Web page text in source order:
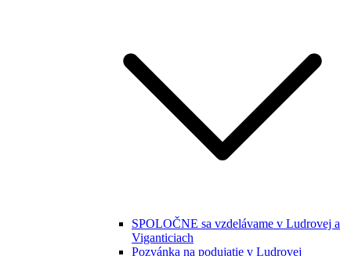
SPOLOČNE sa vzdelávame v Ludrovej a
Viganticiach
Pozvánka na podujatie v Ludrovej